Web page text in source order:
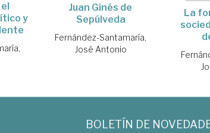
y
Juan Ginés de
Sepúlveda
Fernández-Santamaría,
José Antonio
La
BOLETÍN DE